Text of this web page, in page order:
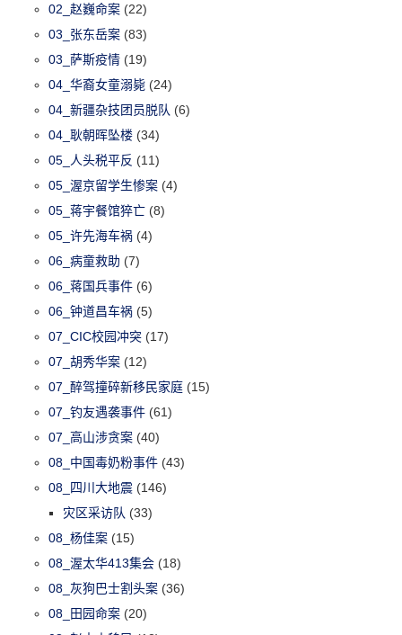
02_赵巍命案 (22)
03_张东岳案 (83)
03_萨斯疫情 (19)
04_华裔女童溺毙 (24)
04_新疆杂技团员脱队 (6)
04_耿朝晖坠楼 (34)
05_人头税平反 (11)
05_渥京留学生惨案 (4)
05_蒋宇餐馆猝亡 (8)
05_许先海车祸 (4)
06_病童救助 (7)
06_蒋国兵事件 (6)
06_钟道昌车祸 (5)
07_CIC校园冲突 (17)
07_胡秀华案 (12)
07_醉驾撞碎新移民家庭 (15)
07_钓友遇袭事件 (61)
07_高山涉贪案 (40)
08_中国毒奶粉事件 (43)
08_四川大地震 (146)
灾区采访队 (33)
08_杨佳案 (15)
08_渥太华413集会 (18)
08_灰狗巴士割头案 (36)
08_田园命案 (20)